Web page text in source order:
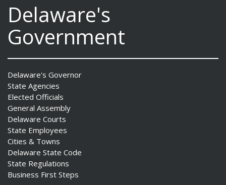
Delaware's
Government
Delaware's Governor
State Agencies
Elected Officials
General Assembly
Delaware Courts
State Employees
Cities & Towns
Delaware State Code
State Regulations
Business First Steps